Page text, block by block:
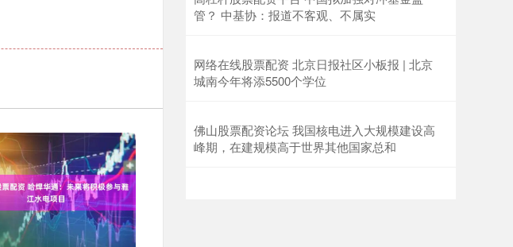
管？ 中基协：报道不客观、不属实
网络在线股票配资 北京日报社区小板报 | 北京
城南今年将添5500个学位
佛山股票配资论坛 我国核电进入大规模建设高
峰期，在建规模高于世界其他国家总和